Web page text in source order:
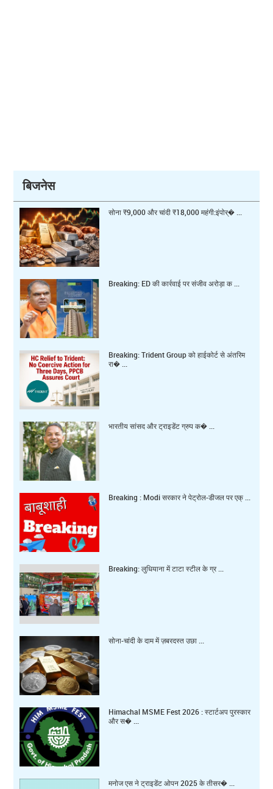
बिजनेस
सोना ₹9,000 और चांदी ₹18,000 महंगी:इंपोर्� ...
Breaking: ED की कार्रवाई पर संजीव अरोड़ा क ...
Breaking: Trident Group को हाईकोर्ट से अंतरिम
रा� ...
भारतीय सांसद और ट्राइडेंट ग्रुप क� ...
Breaking : Modi सरकार ने पेट्रोल-डीजल पर एक् ...
Breaking: लुधियाना में टाटा स्टील के ग्र ...
सोना-चांदी के दाम में ज़बरदस्त उछा ...
Himachal MSME Fest 2026 : स्टार्टअप पुरस्कार
और स� ...
मनोज एस ने ट्राइडेंट ओपन 2025 के तीसर� ...